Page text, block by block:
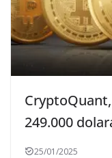
249.000
25/01/2025